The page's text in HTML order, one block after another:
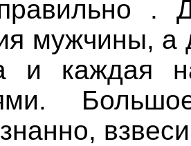
.
мужчины, а
и каждая